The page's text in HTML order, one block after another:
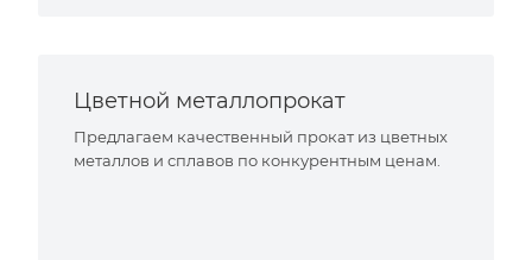
Цветной металлопрокат
Предлагаем качественный прокат из цветных
металлов и сплавов по конкурентным ценам.